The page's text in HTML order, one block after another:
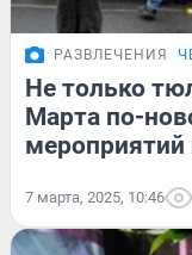
РАЗВЛЕЧЕНИЯ
Не только
Марта по-
7 марта, 2025, 10:46